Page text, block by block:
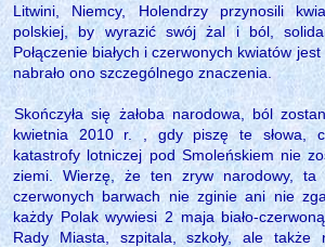
Litwini, Niemcy, Holendrzy przynosili
polskiej, by wyrazić swój żal i ból,
Połączenie białych i czerwonych kwiatów
nabrało ono szczególnego znaczenia.
Skończyła się żałoba narodowa, ból
kwietnia 2010 r. , gdy piszę te słowa,
katastrofy lotniczej pod Smoleńskiem nie
ziemi. Wierzę, że ten zryw narodowy, ta
czerwonych barwach nie zginie ani nie
każdy Polak wywiesi 2 maja biało-
Rady Miasta, szpitala, szkoły, ale także